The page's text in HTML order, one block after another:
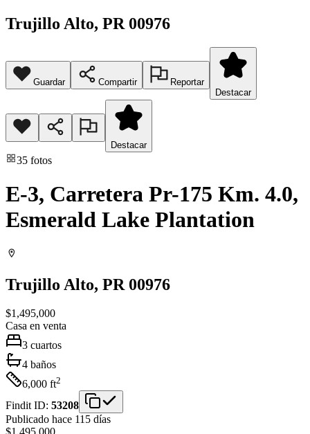
Trujillo Alto, PR 00976
Guardar Compartir
Reportar
Destacar
Destacar
35 fotos
E-3, Carretera Pr-175 Km. 4.0,
Esmerald Lake Plantation
Trujillo Alto, PR 00976
$1,495,000
Casa en venta
3 cuartos
4 baños
6,000 ft2
Findit ID: 53208
Publicado hace 115 días